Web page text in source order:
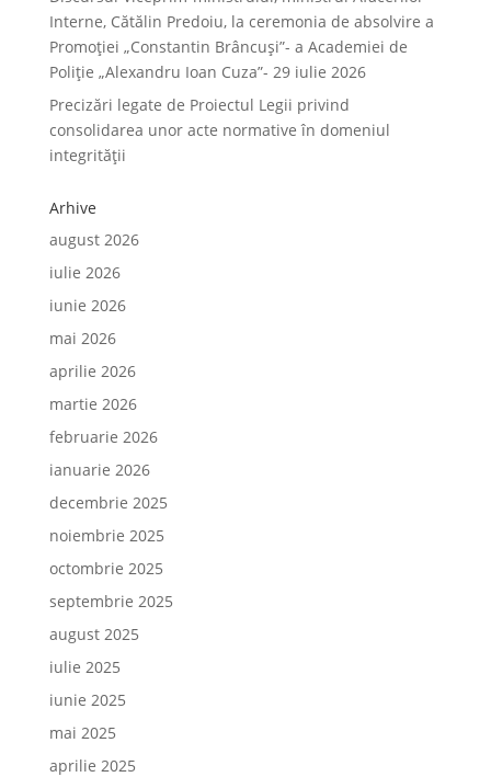
Interne, Cătălin Predoiu, la ceremonia de absolvire a
Promoției „Constantin Brâncuși”- a Academiei de
Poliție „Alexandru Ioan Cuza”- 29 iulie 2026
Precizări legate de Proiectul Legii privind
consolidarea unor acte normative în domeniul
integrității
Arhive
august 2026
iulie 2026
iunie 2026
mai 2026
aprilie 2026
martie 2026
februarie 2026
ianuarie 2026
decembrie 2025
noiembrie 2025
octombrie 2025
septembrie 2025
august 2025
iulie 2025
iunie 2025
mai 2025
aprilie 2025